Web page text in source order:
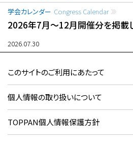
学会カレンダー Congress Calendar
2026年7月〜12月開催分を掲載
2026.07.30
このサイトのご利用にあたって
個人情報の取り扱いについて
TOPPAN個人情報保護方針